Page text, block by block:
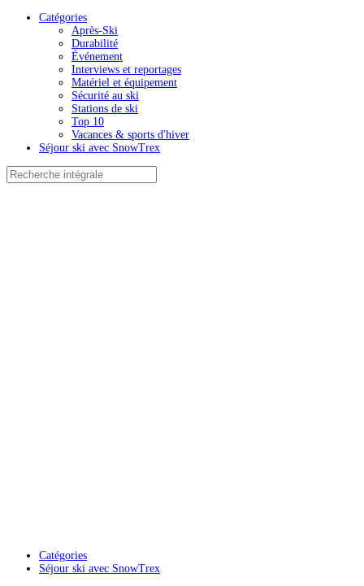
Catégories
Après-Ski
Durabilité
Événement
Interviews et reportages
Matériel et équipement
Sécurité au ski
Stations de ski
Top 10
Vacances & sports d'hiver
Séjour ski avec SnowTrex
Catégories
Séjour ski avec SnowTrex